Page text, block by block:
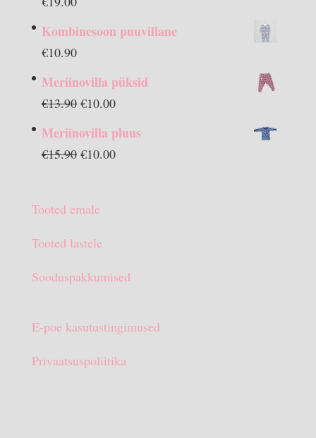
Kombinesoon puuvillane
€10.90
Meriinovilla püksid
€13.90 Algne
€10.00Praegune
on:
Meriinovilla pluus
€15.90 Algne
€15.90.
€10.00Praegune
Tooted emale
Tooted lastele
Sooduspakkumised
E-poe kasutustingimused
Privaatsuspoliitika